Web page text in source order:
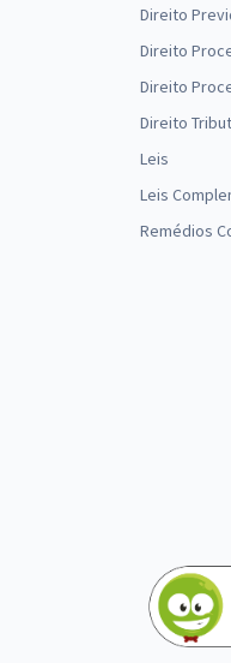
Direito
Direito
Direito
Direito
Leis
Leis
Remédios